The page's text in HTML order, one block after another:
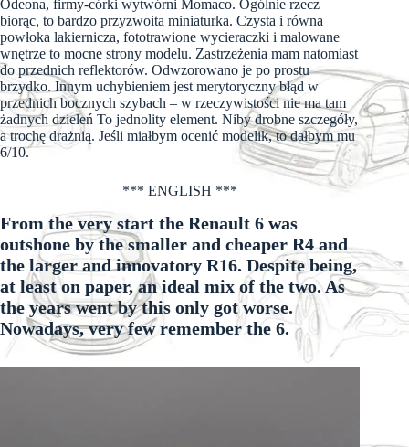
Odeona, firmy-córki wytwórni Momaco. Ogólnie rzecz
biorąc, to bardzo przyzwoita miniaturka. Czysta i równa
powłoka lakiernicza, fototrawione wycieraczki i malowane
wnętrze to mocne strony modelu. Zastrzeżenia mam natomiast
do przednich reflektorów. Odwzorowano je po prostu
brzydko. Innym uchybieniem jest merytoryczny błąd w
przednich bocznych szybach – w rzeczywistości nie ma tam
żadnych dzieleń To jednolity element. Niby drobne szczegóły,
a trochę drażnią. Jeśli miałbym ocenić modelik, to dałbym mu
6/10.
*** ENGLISH ***
From the very start the Renault 6 was
outshone by the smaller and cheaper R4 and
the larger and innovatory R16. Despite being,
at least on paper, an ideal mix of the two. As
the years went by this only got worse.
Nowadays, very few remember the 6.